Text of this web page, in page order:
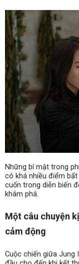
Những bí mật trong
có khá nhiều điểm
cuốn trong diễn biến
khám phá.
Một câu chuyện
cảm động
Cuộc chiến giữa Jung